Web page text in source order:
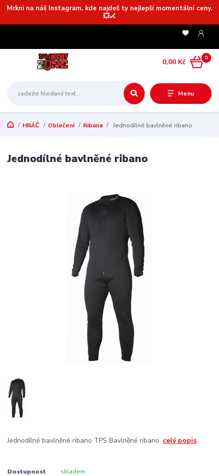
Mrkni na náš Instagram, kde najdeš ty nejlepší momentální ceny.
💥🏒
Menu
0
0,00 Kč
HRÁČ Oblečení Ribana Jednodílné bavlněné ribano
Jednodílné bavlněné ribano
Jednodílné bavlněné ribano TPS Bavlněné ribano. celý popis
Dostupnost skladem